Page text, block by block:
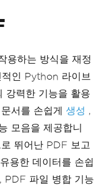
용하는 방식을 재정
인 Python 라이브
강력한 기능을 활용
서를 손쉽게 생성 ,
모음을 제공합니
뛰어난 PDF 보고
용한 데이터를 손쉽
PDF 파일 병합 기능